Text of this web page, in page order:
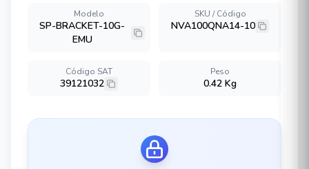
Modelo
SP-BRACKET-10G-
EMU
SKU / Código
NVA100QNA14-10
Código SAT
39121032
Peso
0.42 Kg